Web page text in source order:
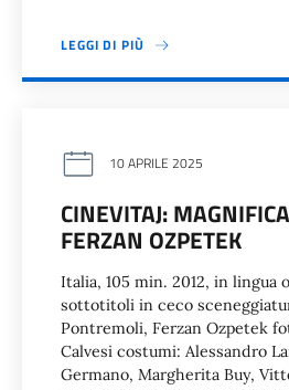
LEGGI DI PIÙ
10 APRILE 2025
CINEVITAJ:
FERZAN OZPETEK
Italia, 105 min. 2012, in lingua
sottotitoli in ceco
Pontremoli, Ferzan Ozpetek
Calvesi costumi: Alessandro
Germano, Margherita Buy,